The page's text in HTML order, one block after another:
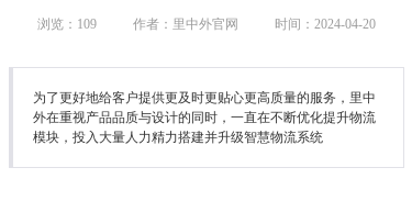
浏览：109 作者：里中外官网 时间：2024-04-20
为了更好地给客户提供更及时更贴心更高质量的服务，里中
外在重视产品品质与设计的同时，一直在不断优化提升物流
模块，投入大量人力精力搭建并升级智慧物流系统